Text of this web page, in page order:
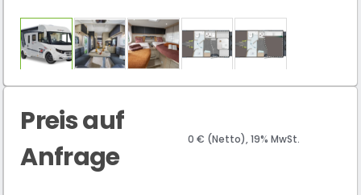
Preis auf
Anfrage
0 € (Netto), 19% MwSt.